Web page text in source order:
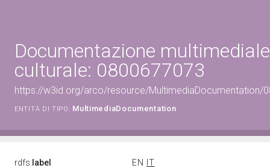
Documentazione
culturale: 0800677073
https://w3id.org/arco/resource/MultimediaDocumentation/
ENTITÀ DI TIPO: MultimediaDocumentation
rdfs: label EN
IT